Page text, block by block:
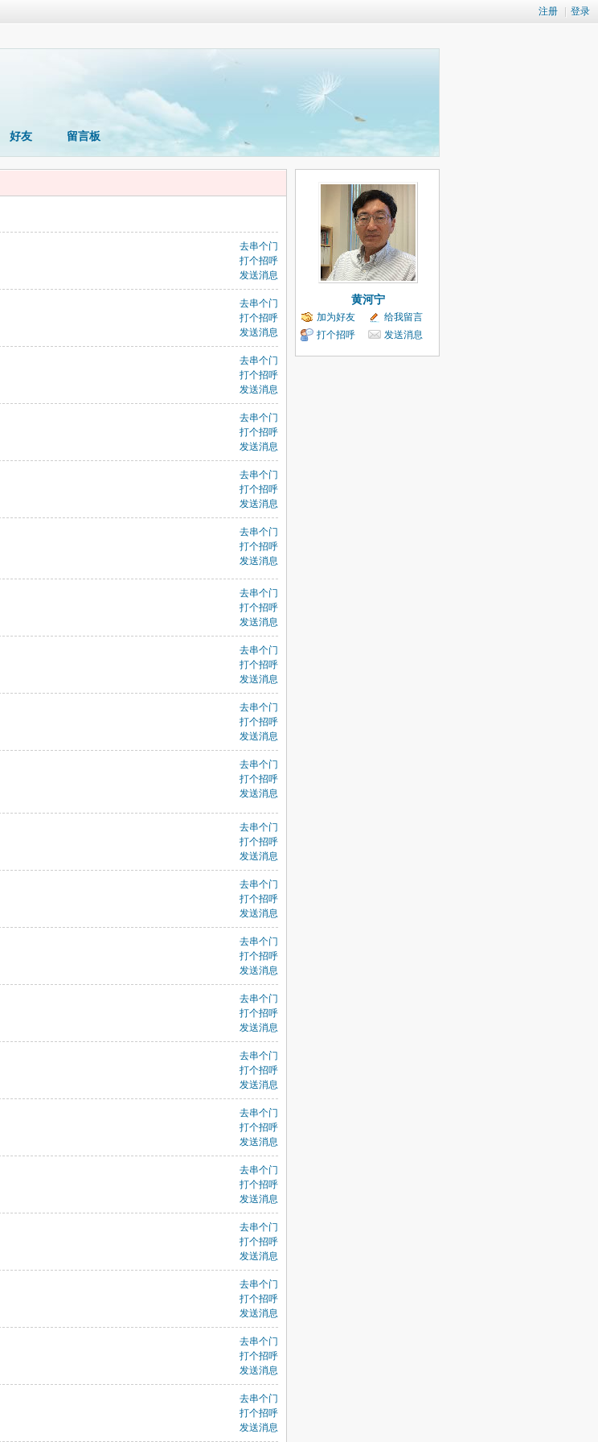
注册 登录
好友 留言板
去串个门
打个招呼
发送消息
去串个门
打个招呼
发送消息
去串个门
打个招呼
发送消息
去串个门
打个招呼
发送消息
去串个门
打个招呼
发送消息
去串个门
打个招呼
发送消息
去串个门
打个招呼
发送消息
去串个门
打个招呼
发送消息
去串个门
打个招呼
发送消息
去串个门
打个招呼
发送消息
去串个门
打个招呼
发送消息
去串个门
打个招呼
发送消息
去串个门
打个招呼
发送消息
去串个门
打个招呼
发送消息
去串个门
打个招呼
发送消息
去串个门
打个招呼
发送消息
去串个门
打个招呼
发送消息
去串个门
打个招呼
发送消息
去串个门
打个招呼
发送消息
去串个门
打个招呼
发送消息
去串个门
打个招呼
发送消息
黄河宁
加为好友
给我留言
打个招呼
发送消息